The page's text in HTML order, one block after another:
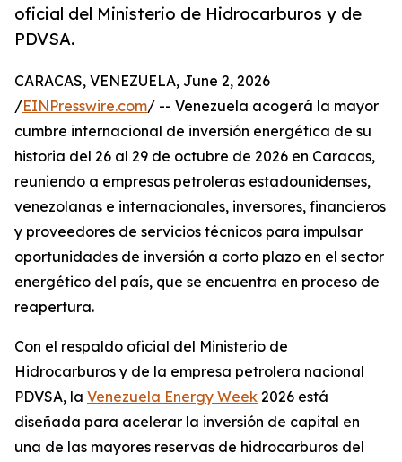
oficial del Ministerio de Hidrocarburos y de
PDVSA.
CARACAS, VENEZUELA, June 2, 2026
/EINPresswire.com/ -- Venezuela acogerá la mayor
cumbre internacional de inversión energética de su
historia del 26 al 29 de octubre de 2026 en Caracas,
reuniendo a empresas petroleras estadounidenses,
venezolanas e internacionales, inversores, financieros
y proveedores de servicios técnicos para impulsar
oportunidades de inversión a corto plazo en el sector
energético del país, que se encuentra en proceso de
reapertura.
Con el respaldo oficial del Ministerio de
Hidrocarburos y de la empresa petrolera nacional
PDVSA, la Venezuela Energy Week 2026 está
diseñada para acelerar la inversión de capital en
una de las mayores reservas de hidrocarburos del